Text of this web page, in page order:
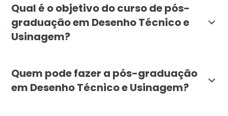
Qual é o objetivo do curso de pós-
graduação em Desenho Técnico e
Usinagem?
Quem pode fazer a pós-graduação
em Desenho Técnico e Usinagem?